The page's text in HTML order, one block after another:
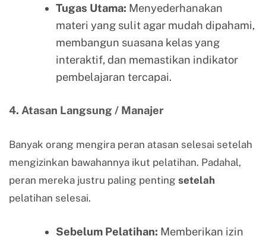
Tugas Utama: Menyederhanakan
materi yang sulit agar mudah dipahami,
membangun suasana kelas yang
interaktif, dan memastikan indikator
pembelajaran tercapai.
4. Atasan Langsung / Manajer
Banyak orang mengira peran atasan selesai setelah
mengizinkan bawahannya ikut pelatihan. Padahal,
peran mereka justru paling penting setelah
pelatihan selesai.
Sebelum Pelatihan: Memberikan izin